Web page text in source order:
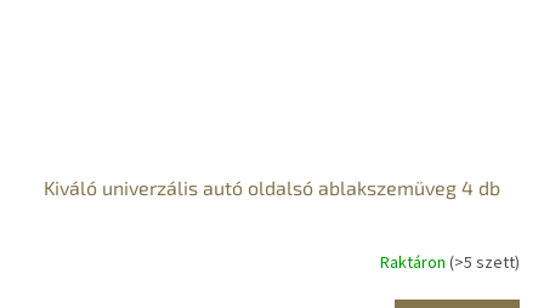
Kiváló univerzális autó oldalsó ablakszemüveg 4 db
Raktáron (>5 szett)